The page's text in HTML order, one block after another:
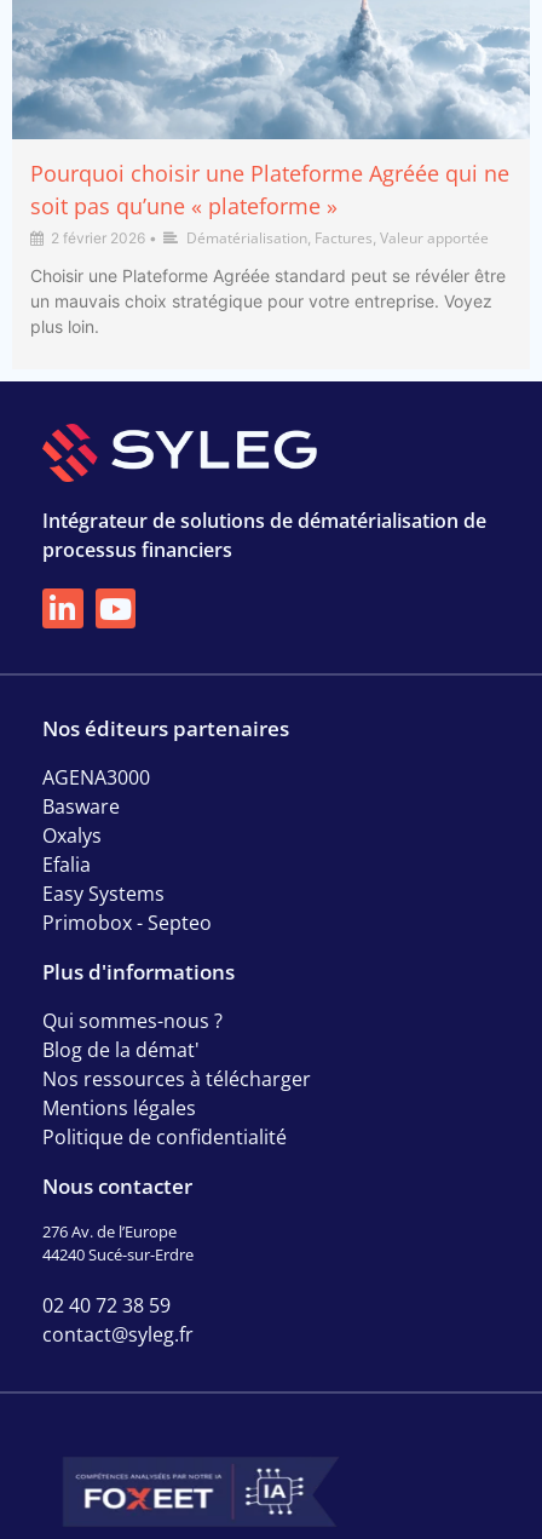
Pourquoi choisir une Plateforme Agréée qui ne
soit pas qu’une « plateforme »
2 février 2026 • Dématérialisation, Factures,Valeur apportée
Choisir une Plateforme Agréée standard peut se révéler être
un mauvais choix stratégique pour votre entreprise. Voyez
plus loin.
Intégrateur de solutions de dématérialisation de
processus financiers
Nos éditeurs partenaires
AGENA3000
Basware
Oxalys
Efalia
Easy Systems
Primobox - Septeo
Plus d'informations
Qui sommes-nous ?
Blog de la démat'
Nos ressources à télécharger
Mentions légales
Politique de confidentialité
Nous contacter
276 Av. de l’Europe
44240 Sucé-sur-Erdre
02 40 72 38 59
contact@syleg.fr